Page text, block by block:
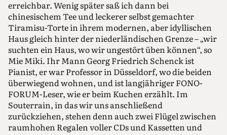
erreichbar. Wenig später saß ich dann bei
chinesischem Tee und leckerer selbst gemachter
Tiramisu-Torte in ihrem modernen, aber idyllischen
Haus gleich hinter der niederländischen Grenze – „wir
suchten ein Haus, wo wir ungestört üben können“, so
Mie Miki. Ihr Mann Georg Friedrich Schenck ist
Pianist, er war Professor in Düsseldorf, wo die beiden
überwiegend wohnen, und ist langjähriger FONO-
FORUM-Leser, wie er beim Kuchen erzählt. Im
Souterrain, in das wir uns anschließend
zurückziehen, stehen denn auch zwei Flügel zwischen
raumhohen Regalen voller CDs und Kassetten und